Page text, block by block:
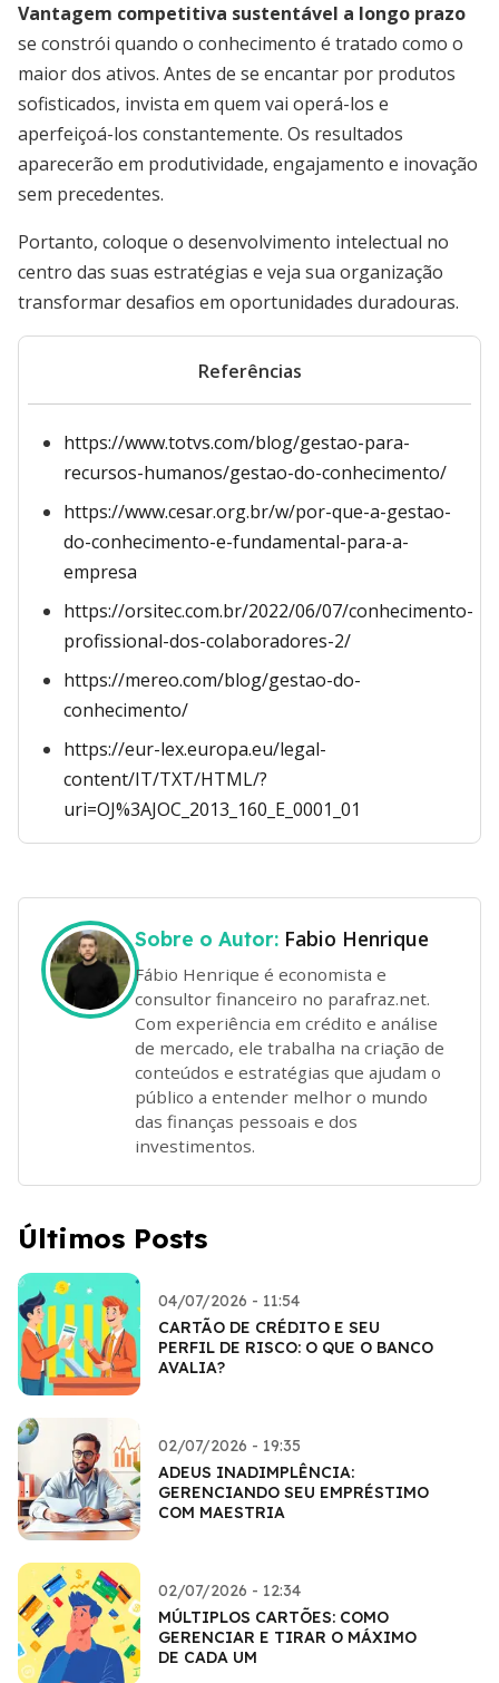
Vantagem competitiva sustentável a longo prazo
se constrói quando o conhecimento é tratado como o
maior dos ativos. Antes de se encantar por produtos
sofisticados, invista em quem vai operá-los e
aperfeiçoá-los constantemente. Os resultados
aparecerão em produtividade, engajamento e inovação
sem precedentes.
Portanto, coloque o desenvolvimento intelectual no
centro das suas estratégias e veja sua organização
transformar desafios em oportunidades duradouras.
Referências
https://www.totvs.com/blog/gestao-para-
recursos-humanos/gestao-do-conhecimento/
https://www.cesar.org.br/w/por-que-a-gestao-
do-conhecimento-e-fundamental-para-a-
empresa
https://orsitec.com.br/2022/06/07/conhecimento-
profissional-dos-colaboradores-2/
https://mereo.com/blog/gestao-do-
conhecimento/
https://eur-lex.europa.eu/legal-
content/IT/TXT/HTML/?
uri=OJ%3AJOC_2013_160_E_0001_01
Sobre o Autor: Fabio Henrique
Fábio Henrique é economista e
consultor financeiro no parafraz.net.
Com experiência em crédito e análise
de mercado, ele trabalha na criação de
conteúdos e estratégias que ajudam o
público a entender melhor o mundo
das finanças pessoais e dos
investimentos.
Últimos Posts
04/07/2026 - 11:54
CARTÃO DE CRÉDITO E SEU
PERFIL DE RISCO: O QUE O BANCO
AVALIA?
02/07/2026 - 19:35
ADEUS INADIMPLÊNCIA:
GERENCIANDO SEU EMPRÉSTIMO
COM MAESTRIA
02/07/2026 - 12:34
MÚLTIPLOS CARTÕES: COMO
GERENCIAR E TIRAR O MÁXIMO
DE CADA UM